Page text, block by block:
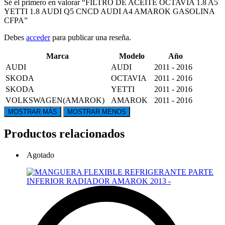
Sé el primero en valorar “FILTRO DE ACEITE OCTAVIA 1.8 A5
YETTI 1.8 AUDI Q5 CNCD AUDI A4 AMAROK GASOLINA
CFPA”
Debes accederpara publicar una reseña.
Marca Modelo
Año
AUDI
AUDI
2011 - 2016
SKODA
OCTAVIA
2011 - 2016
SKODA
YETTI
2011 - 2016
VOLKSWAGEN(AMAROK)
AMAROK 2011 - 2016
Productos relacionados
Agotado